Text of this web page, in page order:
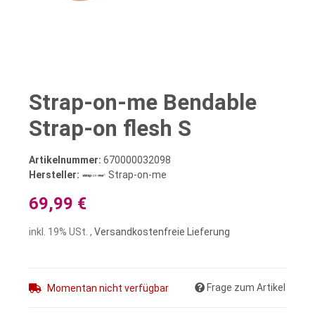
Strap-on-me Bendable
Strap-on flesh S
Artikelnummer: 670000032098
Hersteller:
Strap-on-me
69,99 €
inkl. 19% USt. , Versandkostenfreie Lieferung
Momentan nicht verfügbar Frage zum Artikel